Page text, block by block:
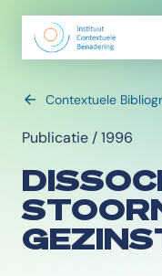
Contextuele
Publicatie / 1996